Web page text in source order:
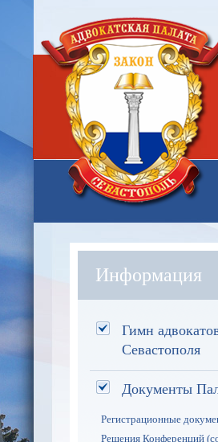
Информация
Гимн
Севастополя
Документы
Регистрационные
Решения Конференций